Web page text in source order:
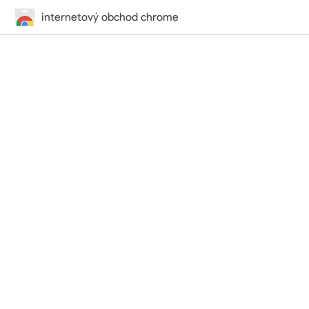
internetový obchod chrome